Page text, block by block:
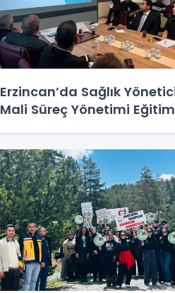
Erzincan’da Sağlık
Mali Süreç Yönetimi